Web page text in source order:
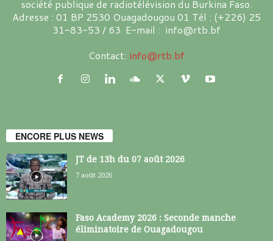
société publique de radiotélévision du Burkina Faso.
Adresse : 01 BP 2530 Ouagadougou 01 Tél : (+226) 25
31-83-53 / 63 E-mail : info@rtb.bf
Contact: info@rtb.bf
ENCORE PLUS NEWS
JT de 13h du 07 août 2026
7 août 2026
Faso Academy 2026 : Seconde manche
éliminatoire de Ouagadougou